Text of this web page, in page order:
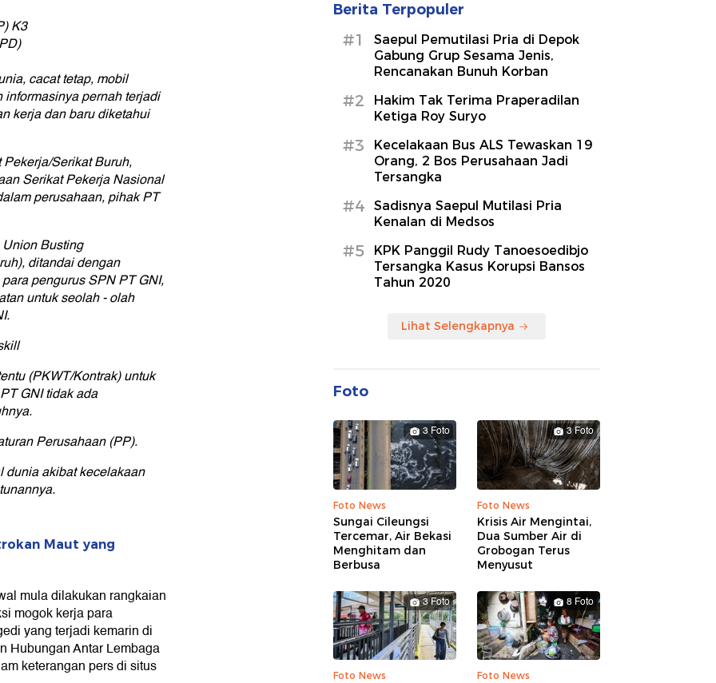
K3
cacat tetap, mobil
pernah terjadi
kerja dan baru diketahui
Serikat Buruh,
Serikat Pekerja Nasional
perusahaan, pihak PT
Busting
ditandai dengan
pengurus SPN PT GNI,
untuk seolah - olah
(PKWT/Kontrak) untuk
GNI tidak ada
Perusahaan (PP).
dunia akibat kecelakaan
Maut yang
mula dilakukan rangkaian
mogok kerja para
yang terjadi kemarin di
Hubungan Antar Lembaga
keterangan pers di situs
Berita Terpopuler
#1
Saepul Pemutilasi Pria di Depok
Gabung Grup Sesama Jenis,
Rencanakan Bunuh Korban
#2
Hakim Tak Terima Praperadilan
Ketiga Roy Suryo
#3
Kecelakaan Bus ALS Tewaskan 19
Orang, 2 Bos Perusahaan Jadi
Tersangka
#4
Sadisnya Saepul Mutilasi Pria
Kenalan di Medsos
#5
KPK Panggil Rudy Tanoesoedibjo
Tersangka Kasus Korupsi Bansos
Tahun 2020
Lihat Selengkapnya
Foto
3 Foto
Foto News
Sungai Cileungsi
Tercemar, Air Bekasi
Menghitam dan
Berbusa
3 Foto
Foto News
Krisis Air Mengintai,
Dua Sumber Air di
Grobogan Terus
Menyusut
3 Foto
Foto News
8 Foto
Foto News